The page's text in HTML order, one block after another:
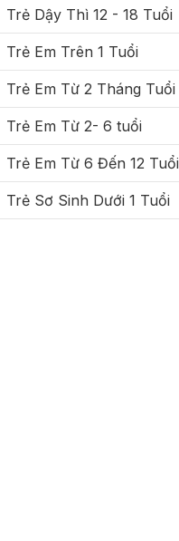
Trẻ Dậy Thì 12 - 18 Tuổi
Trẻ Em Trên 1 Tuổi
Trẻ Em Từ 2 Tháng Tuổi
Trẻ Em Từ 2- 6 tuổi
Trẻ Em Từ 6 Đến 12 Tuổi
Trẻ Sơ Sinh Dưới 1 Tuổi